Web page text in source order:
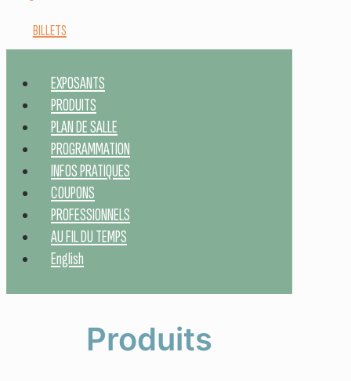
BILLETS
EXPOSANTS
PRODUITS
PLAN DE SALLE
PROGRAMMATION
INFOS PRATIQUES
COUPONS
PROFESSIONNELS
AU FIL DU TEMPS
English
Produits